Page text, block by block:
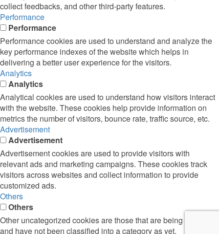
collect feedbacks, and other third-party features.
Performance
Performance
Performance cookies are used to understand and analyze the
key performance indexes of the website which helps in
delivering a better user experience for the visitors.
Analytics
Analytics
Analytical cookies are used to understand how visitors interact
with the website. These cookies help provide information on
metrics the number of visitors, bounce rate, traffic source, etc.
Advertisement
Advertisement
Advertisement cookies are used to provide visitors with
relevant ads and marketing campaigns. These cookies track
visitors across websites and collect information to provide
customized ads.
Others
Others
Other uncategorized cookies are those that are being analyzed
and have not been classified into a category as yet.